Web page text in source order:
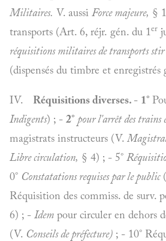
Militaires. V. aussi Force majeure, § 1
transports (Art. 6, réjr. gén. du 1er
réquisitions militaires de transports stir
(dispensés du timbre et
IV. Réquisitions diverses. - 1°
Indigents) ; - 2° pour l'arrêt des trains
magistrats instructeurs (V.
Libre circulation, § 4) ; - 5°
0° Constatations requises par le public
Réquisition des commiss. de surv.
6) ; - Idem pour circuler en dehors
(V. Conseils de préfecture) ; - 10°